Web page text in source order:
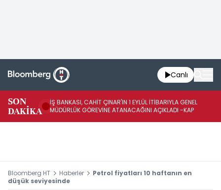
Canlı
SON
DAKİKA
İŞ BANKASI, CAHİT ÇINAR'IN 1 EYLÜL İTİBARIYLA GENEL
MÜDÜRLÜK GÖREVİNE ATANACAĞINI AÇIKLADI -KAP
Bloomberg HT Haberler
Petrol fiyatları 10 haftanın en
düşük seviyesinde